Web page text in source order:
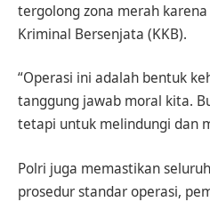
tergolong zona merah
Kriminal Bersenjata (KKB).
“Operasi ini adalah bentuk
tanggung jawab moral kita.
tetapi untuk melindungi dan
Polri juga memastikan
prosedur standar operasi,